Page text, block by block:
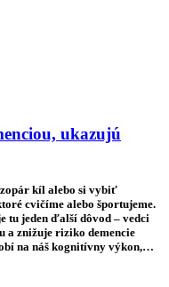
ukazujú
kíl alebo si vybiť
cvičíme alebo športujeme.
tu jeden ďalší dôvod – vedci
a znižuje riziko demencie
na náš kognitívny výkon,…